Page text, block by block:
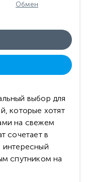
Обмен
выбор для
которые хотят
на свежем
сочетает в
интересный
спутником на